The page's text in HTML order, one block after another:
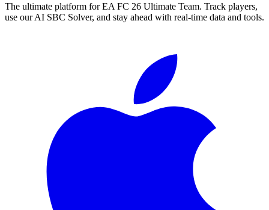
The ultimate platform for EA FC 26 Ultimate Team. Track players,
use our AI SBC Solver, and stay ahead with real-time data and tools.